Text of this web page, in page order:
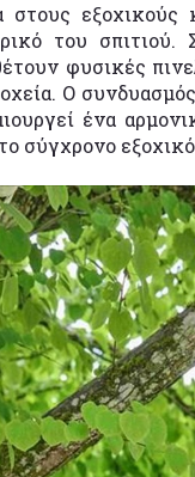
στους
του
φυσικές
Ο
ένα
σύγχρονο